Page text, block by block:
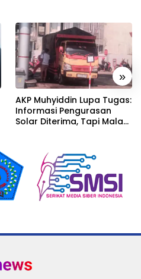
»
AKP Muhyiddin Lupa Tugas:
Informasi Pengurasan
Solar Diterima, Tapi Malah